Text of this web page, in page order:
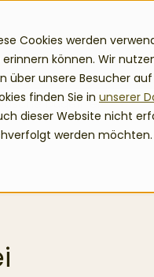
Cookies werden
können. Wir
über unsere Besucher
finden Sie in unserer
dieser Website nicht
werden möchten.
Kundensegment
bügelfrei